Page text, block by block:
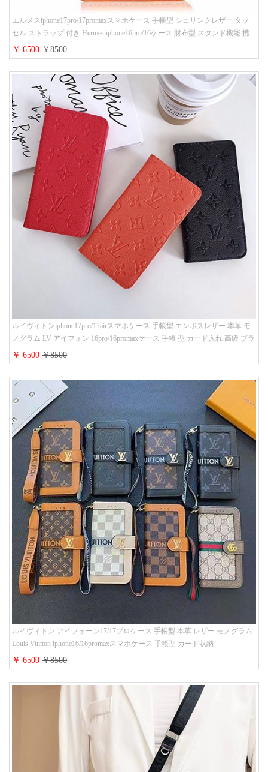
エルメスiphone17pro/17promaxスマホケース 手帳型 シュリンクレザー タッ
セル ストラップ 付き Hermes iphone16pro/16ケース 財布型 スタンド機能 携
帯カバー ハイ ブランド アイフォーン15/14/13ケース 手帳 レディース 人気
￥ 6500￥8500
ルイヴィトンiphone17pro/17airスマホケース 手帳型 エンボスレザー 本革 モ
ノグラム LV アイフォン 16pro/16promaxケース 手帳 型 カード入れ 高级 ブラ
ンド iPhone 15/14/13 proケース 手帳型 男女通用 大人かわいい
￥ 6500￥8500
ルイヴィトン アイフォーン17/17プロケース 手帳型 本革 レザー モノグラム
Louis Vuitton iphone16/16promaxスマホケース 手帳型 カード収納
iphone15/14/13ケース ビジネス風 GUCCI galaxy s26/s25/s24ケース 手帳型 大
人 可愛い
￥ 6500￥8500